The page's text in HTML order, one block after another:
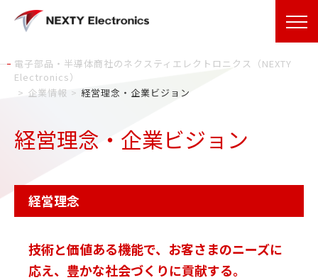
電子部品・半導体商社のネクスティエレクトロニクス（NEXTY
Electronics）
企業情報
経営理念・企業ビジョン
経営理念・企業ビジョン
経営理念
技術と価値ある機能で、お客さまのニーズに
応え、 豊かな社会づくりに貢献する。